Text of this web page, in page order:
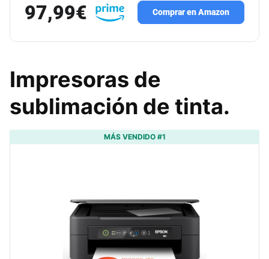
97,99€ Comprar en Amazon
Impresoras de
sublimación de tinta.
MÁS VENDIDO #1